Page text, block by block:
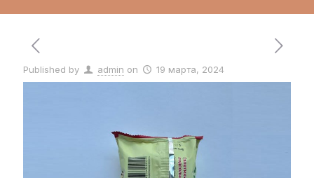
Published by admin on 19 марта, 2024